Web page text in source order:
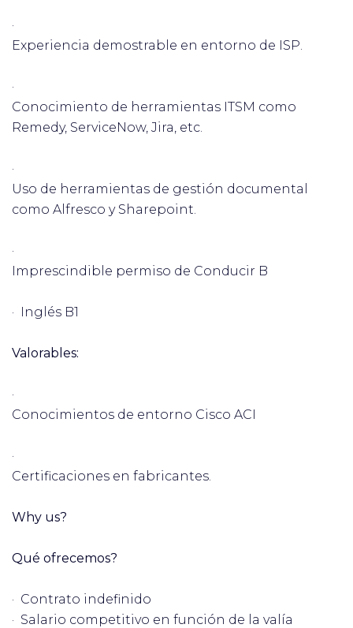
·
Experiencia demostrable en entorno de ISP.
·
Conocimiento de herramientas ITSM como
Remedy, ServiceNow, Jira, etc.
·
Uso de herramientas de gestión documental
como Alfresco y Sharepoint.
·
Imprescindible permiso de Conducir B
· Inglés B1
Valorables:
·
Conocimientos de entorno Cisco ACI
·
Certificaciones en fabricantes.
Why us?
Qué ofrecemos?
· Contrato indefinido
· Salario competitivo en función de la valía